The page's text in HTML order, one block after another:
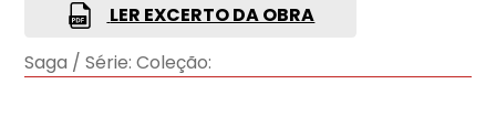
LER EXCERTO DA OBRA
Saga / Série: Coleção: